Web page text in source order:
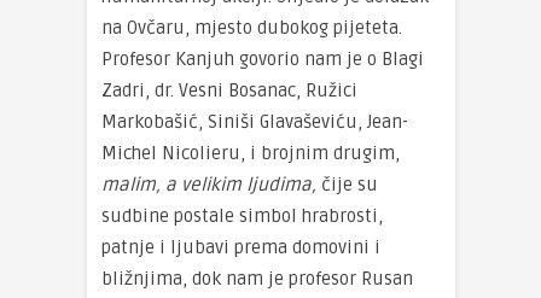
na Ovčaru, mjesto dubokog pijeteta.
Profesor Kanjuh govorio nam je o Blagi
Zadri, dr. Vesni Bosanac, Ružici
Markobašić, Siniši Glavaševiću, Jean-
Michel Nicolieru, i brojnim drugim,
malim, a velikim ljudima, čije su
sudbine postale simbol hrabrosti,
patnje i ljubavi prema domovini i
bližnjima, dok nam je profesor Rusan